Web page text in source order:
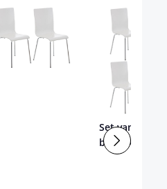
Set van 8